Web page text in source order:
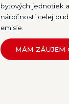
bytových jednotiek
náročnosti celej
emisie.
MÁM ZÁUJEM